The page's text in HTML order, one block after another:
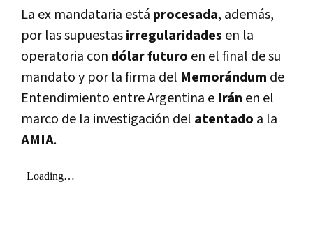
La ex mandataria está procesada, además,
por las supuestasirregularidades en la
operatoria con dólar futuro en el final de su
mandato y por la firma del Memorándum de
Entendimiento entre Argentina e Irán en el
marco de la investigación del atentado a la
AMIA.